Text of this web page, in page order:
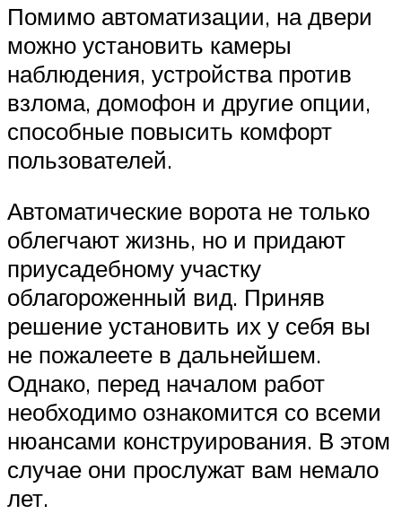
Помимо автоматизации, на двери
можно установить камеры
наблюдения, устройства против
взлома, домофон и другие опции,
способные повысить комфорт
пользователей.
Автоматические ворота не только
облегчают жизнь, но и придают
приусадебному участку
облагороженный вид. Приняв
решение установить их у себя вы
не пожалеете в дальнейшем.
Однако, перед началом работ
необходимо ознакомится со всеми
нюансами конструирования. В этом
случае они прослужат вам немало
лет.